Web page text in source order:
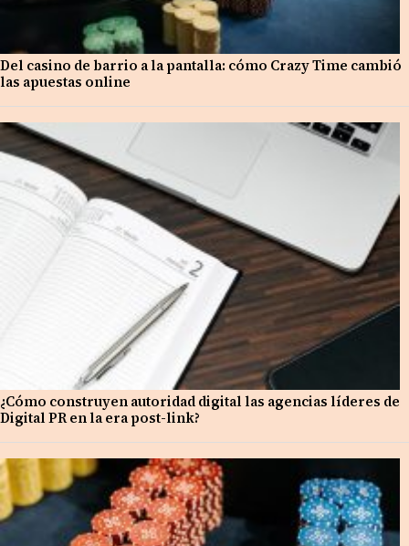
Del casino de barrio a la pantalla: cómo Crazy Time cambió
las apuestas online
¿Cómo construyen autoridad digital las agencias líderes de
Digital PR en la era post-link?